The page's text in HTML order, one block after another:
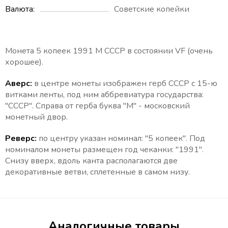
Валюта Советские копейки
Монета 5 копеек 1991 М СССР в состоянии VF (очень
хорошее).
Аверс: в центре монеты изображен герб СССР с 15-ю
витками ленты, под ним аббревиатура государства:
"СССР". Справа от герба буква "М" - московский
монетный двор.
Реверс: по центру указан номинал: "5 копеек". Под
номиналом монеты размещен год чеканки: "1991".
Снизу вверх, вдоль канта располагаются две
декоративные ветви, сплетенные в самом низу.